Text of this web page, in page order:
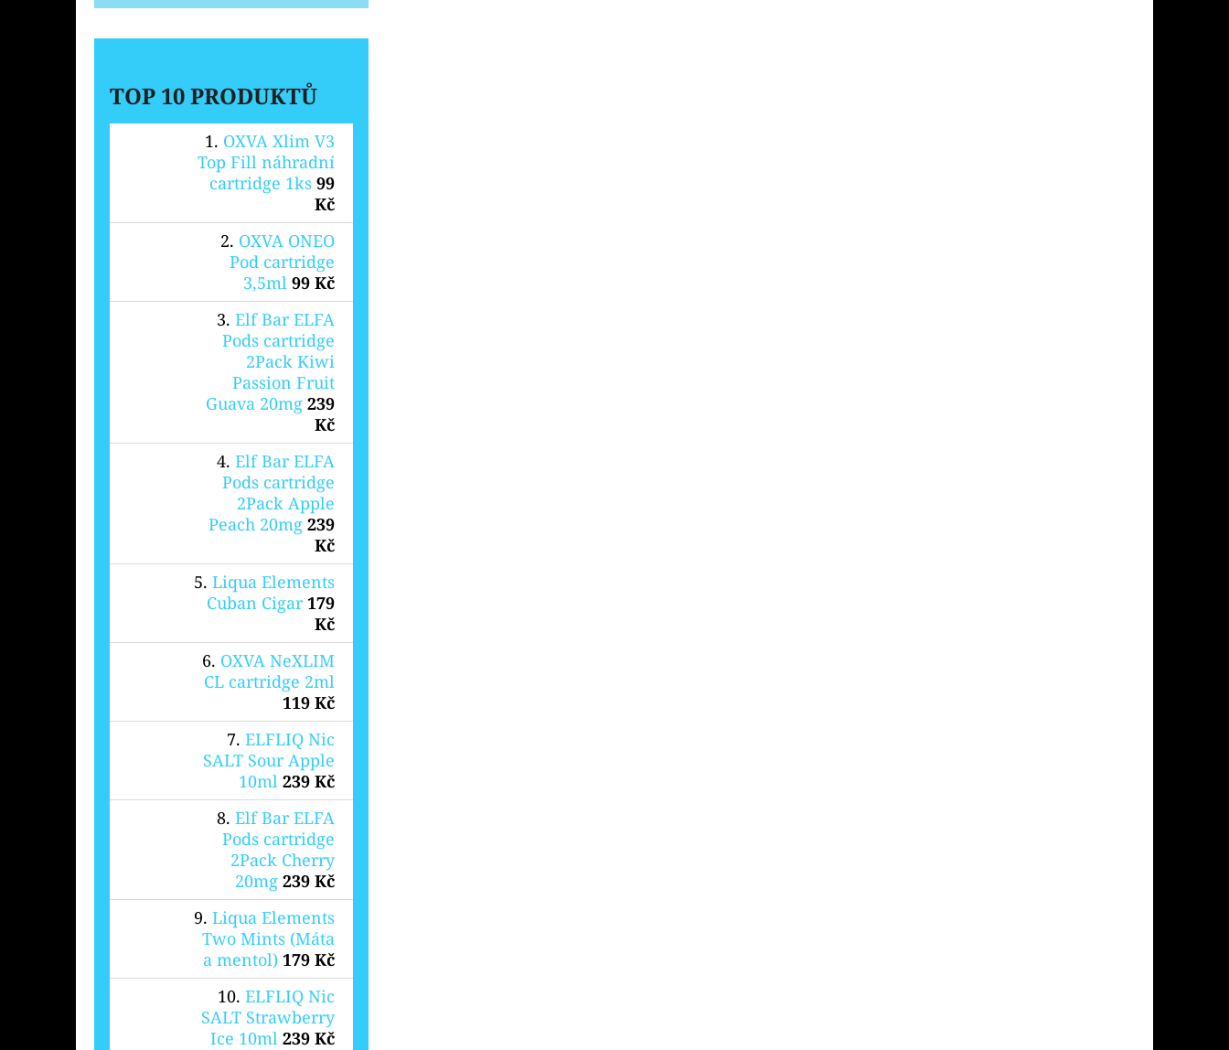
TOP 10 PRODUKTŮ
OXVA Xlim V3
Top Fill náhradní
cartridge 1ks 99
Kč
OXVA ONEO
Pod cartridge
3,5ml 99 Kč
Elf Bar ELFA
Pods cartridge
2Pack Kiwi
Passion Fruit
Guava 20mg 239
Kč
Elf Bar ELFA
Pods cartridge
2Pack Apple
Peach 20mg 239
Kč
Liqua Elements
Cuban Cigar 179
Kč
OXVA NeXLIM
CL cartridge 2ml
119 Kč
ELFLIQ Nic
SALT Sour Apple
10ml 239 Kč
Elf Bar ELFA
Pods cartridge
2Pack Cherry
20mg 239 Kč
Liqua Elements
Two Mints (Máta
a mentol) 179 Kč
ELFLIQ Nic
SALT Strawberry
Ice 10ml 239 Kč